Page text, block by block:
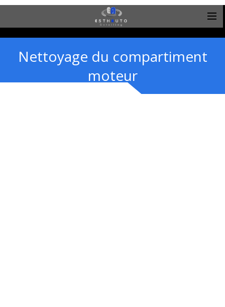
Nettoyage du compartiment
moteur